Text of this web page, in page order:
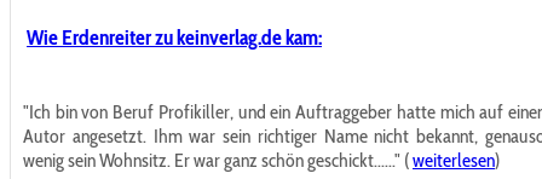
Wie Erdenreiter zu keinverlag.de kam:
"Ich bin von Beruf Profikiller, und ein Auftraggeber hatte mich auf
Autor angesetzt. Ihm war sein richtiger Name nicht bekannt,
wenig sein Wohnsitz. Er war ganz schön geschickt......" (weiterlesen)